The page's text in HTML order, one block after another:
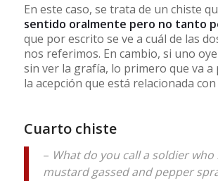
En este caso, se trata de un chiste
sentido oralmente pero no tanto
que por escrito se ve a cuál de las
nos referimos. En cambio, si uno
sin ver la grafía, lo primero que va a
la acepción que está relacionada
Cuarto chiste
– What do you call a soldier who
mustard gassed and pepper